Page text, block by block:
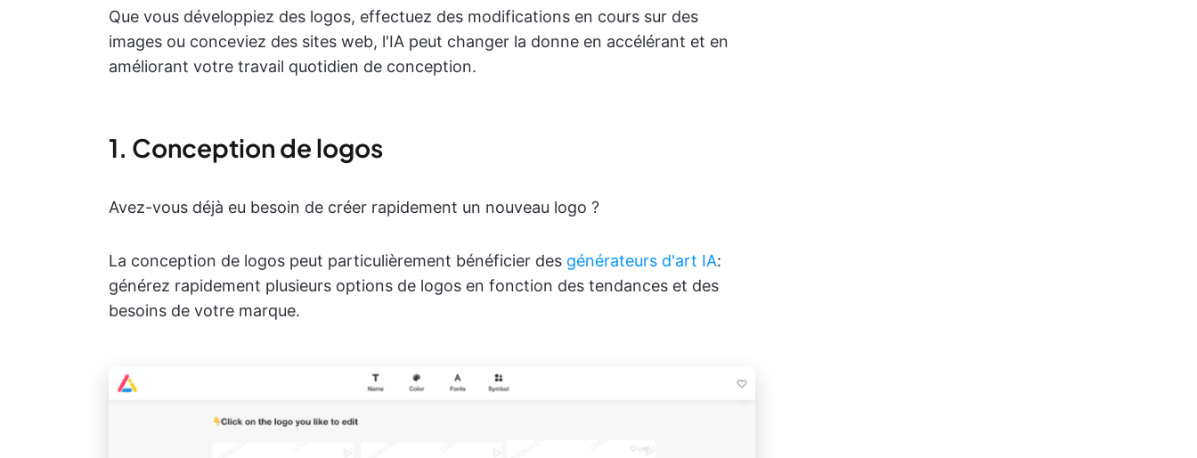
Que vous développiez des logos, effectuez des modifications en cours sur des
images ou conceviez des sites web, l'IA peut changer la donne en accélérant et en
améliorant votre travail quotidien de conception.
1. Conception de logos
Avez-vous déjà eu besoin de créer rapidement un nouveau logo ?
La conception de logos peut particulièrement bénéficier des générateurs d'art IA:
générez rapidement plusieurs options de logos en fonction des tendances et des
besoins de votre marque.